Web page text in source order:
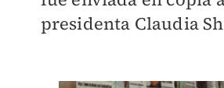
presidenta Claudia